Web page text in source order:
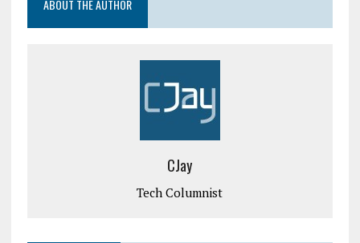
ABOUT THE AUTHOR
CJay
Tech Columnist